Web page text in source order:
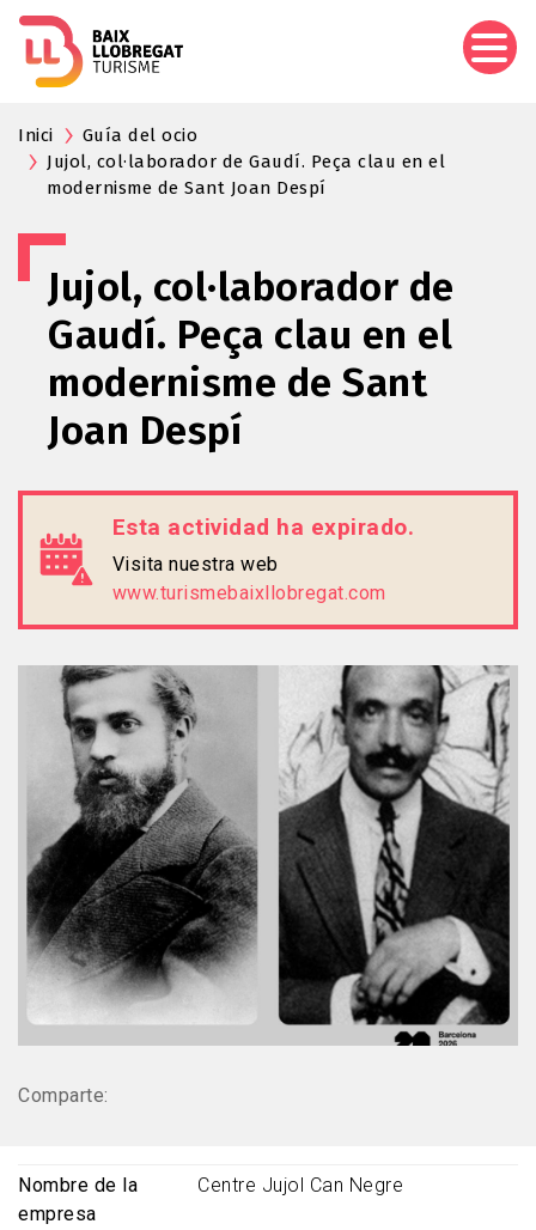
Inici
Guía del ocio
Jujol, col·laborador de Gaudí. Peça clau en el
modernisme de Sant Joan Despí
Jujol, col·laborador de
Gaudí. Peça clau en el
modernisme de Sant
Joan Despí
Esta actividad ha expirado.
Visita nuestra web
www.turismebaixllobregat.com
Comparte:
Nombre de la
empresa
Centre Jujol Can Negre